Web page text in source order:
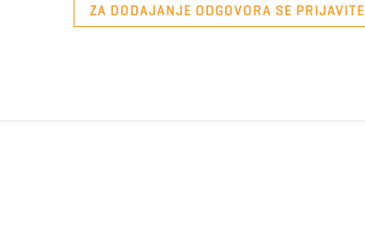
ZA DODAJANJE ODGOVORA SE PRIJAVITE